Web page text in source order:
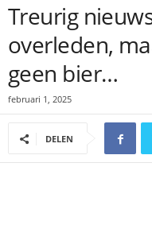
Treurig
overleden,
geen bier…
februari 1, 2025
DELEN